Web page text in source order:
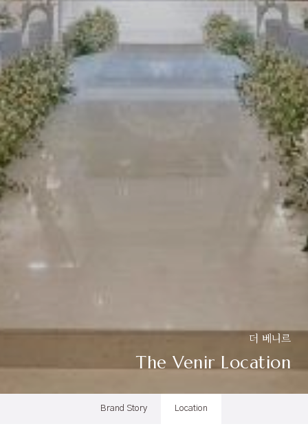
더 베니르
The Venir Location
Brand Story Location